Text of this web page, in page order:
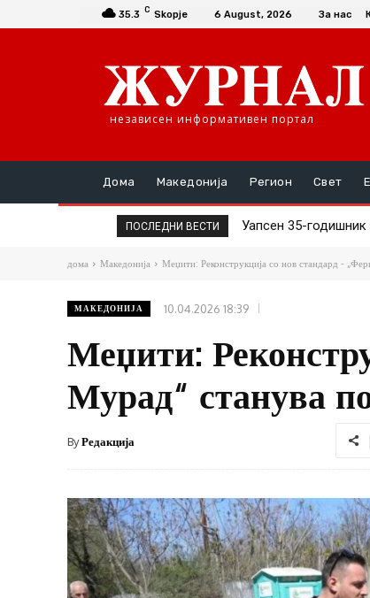
35.3 C Skopje 6 August, 2026 За нас
независен информативен портал
Дома Македонија Регион Свет
ПОСЛЕДНИ ВЕСТИ Заменик-
Уапсен 35-годишник
дома Македонија Меџити: Реконструкција со нов стандард -
МАКЕДОНИЈА 10.04.2026 18:39
Меџити:
Мурад“ станува
ByРедакција